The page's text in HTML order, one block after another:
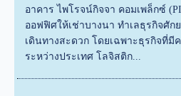
อาคาร ไพโรจน์กิจจา คอมเพล็กซ์
ออฟฟิศให้เช่าบางนา ทำเลธุรกิจศั
เดินทางสะดวก โดยเฉพาะธุรกิจที่มี
ระหว่างประเทศ โลจิสติก...